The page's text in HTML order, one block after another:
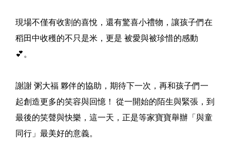
現場不僅有收割的喜悅，還有驚喜小禮物，讓孩子們在
稻田中收穫的不只是米，更是 被愛與被珍惜的感動
💕。
謝謝 粥大福 夥伴的協助，期待下一次，再和孩子們一
起創造更多的笑容與回憶！ 從一開始的陌生與緊張，到
最後的笑聲與快樂，這一天，正是等家寶寶舉辦「與童
同行」最美好的意義。